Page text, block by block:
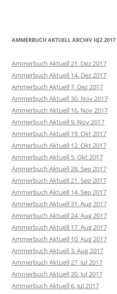
AMMERBUCH AKTUELL ARCHIV HJ2 2017
Ammerbuch Aktuell 21. Dez 2017
Ammerbuch Aktuell 14. Dez 2017
Ammerbuch Aktuell 7. Dez 2017
Ammerbuch Aktuell 30. Nov 2017
Ammerbuch Aktuell 16. Nov 2017
Ammerbuch Aktuell 9. Nov 2017
Ammerbuch Aktuell 19. Okt 2017
Ammerbuch Aktuell 12. Okt 2017
Ammerbuch Aktuell 5. Okt 2017
Ammerbuch Aktuell 28. Sep 2017
Ammerbuch Aktuell 21. Sep 2017
Ammerbuch Aktuell 14. Sep 2017
Ammerbuch Aktuell 31. Aug 2017
Ammerbuch Aktuell 24. Aug 2017
Ammerbuch Aktuell 17. Aug 2017
Ammerbuch Aktuell 10. Aug 2017
Ammerbuch Aktuell 3. Aug 2017
Ammerbuch Aktuell 27. Jul 2017
Ammerbuch Aktuell 20. Jul 2017
Ammerbuch Aktuell 6. Jul 2017